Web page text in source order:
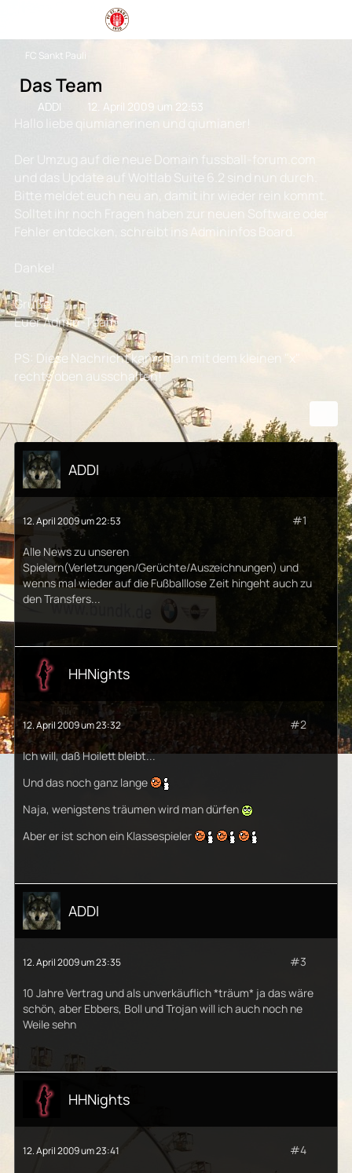
FC Sankt Pauli
Das Team
ADDI 12. April 2009 um 22:53
Hallo liebe qiumianerinen und qiumianer!
Der Umzug auf die neue Domain fussball-forum.com
und das Update auf Woltlab Suite 6.2 sind nun durch.
Bitte meldet euch neu an, damit ihr wieder rein kommt.
Solltet ihr noch Fragen haben zur neuen Software oder
Fehler entdecken, schreibt ins Admininfos Board.
Danke!
Grüße
Euer Admin-Team
PS: Diese Nachricht kann man mit dem kleinen "x"
rechts oben ausschalten!
ADDI
12. April 2009 um 22:53 #1
Alle News zu unseren
Spielern(Verletzungen/Gerüchte/Auszeichnungen) und
wenns mal wieder auf die Fußballlose Zeit hingeht auch zu
den Transfers...
HHNights
12. April 2009 um 23:32 #2
Ich will, daß Hoilett bleibt...
Und das noch ganz lange
Naja, wenigstens träumen wird man dürfen
Aber er ist schon ein Klassespieler
ADDI
12. April 2009 um 23:35 #3
10 Jahre Vertrag und als unverkäuflich *träum* ja das wäre
schön, aber Ebbers, Boll und Trojan will ich auch noch ne
Weile sehn
HHNights
12. April 2009 um 23:41 #4